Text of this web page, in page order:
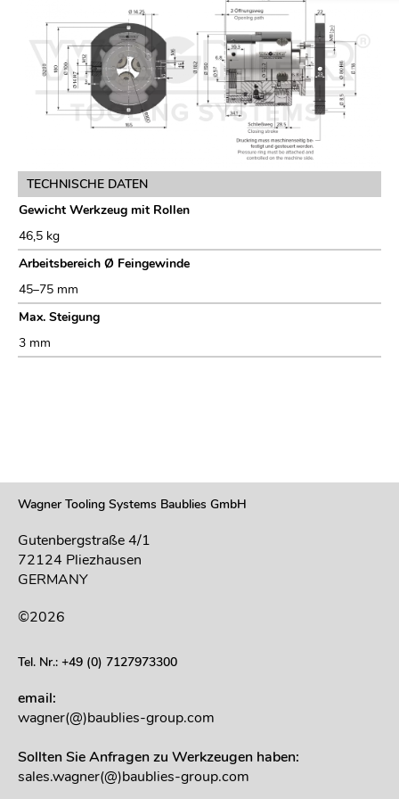
TECHNISCHE DATEN
Gewicht Werkzeug mit Rollen
46,5 kg
Arbeitsbereich Ø Feingewinde
45–75 mm
Max. Steigung
3 mm
Wagner Tooling Systems Baublies GmbH
Gutenbergstraße 4/1
72124 Pliezhausen
GERMANY
©2026
Tel. Nr.: +49 (0) 7127973300
email:
wagner(@)baublies-group.com
Sollten Sie Anfragen zu Werkzeugen haben:
sales.wagner(@)baublies-group.com